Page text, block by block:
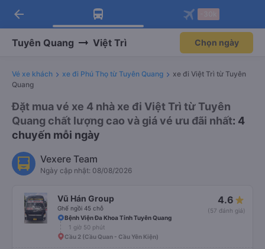
Tải app Vexere ngay!
Nhận ưu đãi thành viên độc
Mở app
Tải app Vexere
-30k/ghế khi đặt vé máy bay qua
Mở app
arrow_back
Tuyên Quang Việt Trì Chọn ngày
Vé xe khách xe đi Phú Thọ từ Tuyên Quang
xe đi Việt Trì từ Tuyên
Quang
Đặt mua vé xe 4 nhà xe đi Việt Trì từ Tuyên
Quang chất lượng cao và giá vé ưu đãi nhất: 4
chuyến mỗi ngày
Vexere Team
Ngày cập nhật: 08/08/2026
Vũ Hán Group
Ghế ngồi 45 chỗ
4.6
(57 đánh giá)
Bệnh Viện Đa Khoa Tỉnh Tuyên Quang
1 giờ 50 phút
Cầu 2 (Cầu Quan - Cầu Yên Kiện)